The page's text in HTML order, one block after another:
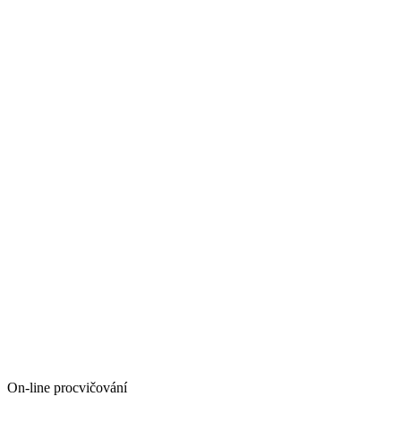
On-line procvičování